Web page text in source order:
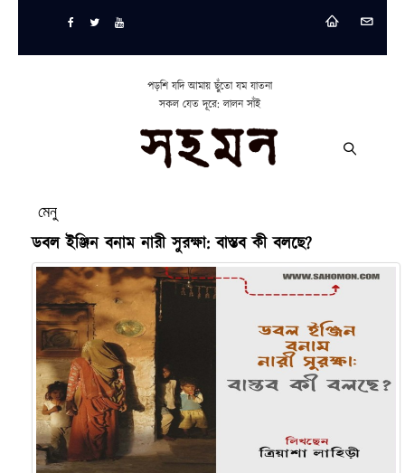
পড়শি যদি আমায় ছুঁতো যম যাতনা
সকল যেত দূরে: লালন সাঁই
মেনু
ডবল ইঞ্জিন বনাম নারী সুরক্ষা: বাস্তব কী বলছে?